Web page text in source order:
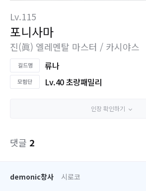
Lv.115
포니사마
진(眞) 엘레멘탈 마스터 / 카시야스
류나
Lv.40 초량패밀리
인장 확인하기
댓글 2
demonic창사 시로코